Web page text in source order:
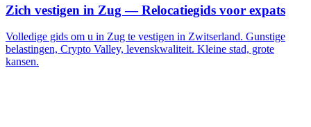
Zich vestigen in Zug — Relocatiegids voor expats
Volledige gids om u in Zug te vestigen in Zwitserland. Gunstige
belastingen, Crypto Valley, levenskwaliteit. Kleine stad, grote
kansen.